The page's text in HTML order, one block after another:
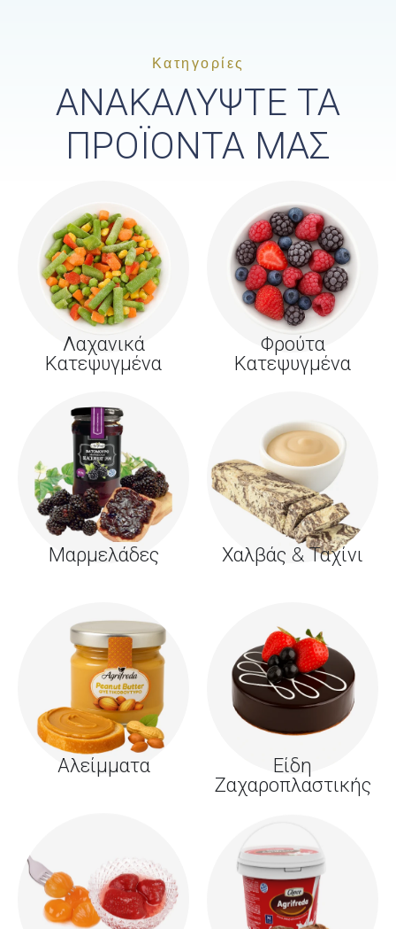
Κατηγορίες
ΑΝΑΚΑΛΥΨΤΕ ΤΑ
ΠΡΟΪΟΝΤΑ ΜΑΣ
Λαχανικά
Κατεψυγμένα
Φρούτα
Κατεψυγμένα
Μαρμελάδες Χαλβάς & Ταχίνι
Αλείμματα
Είδη
Ζαχαροπλαστικής